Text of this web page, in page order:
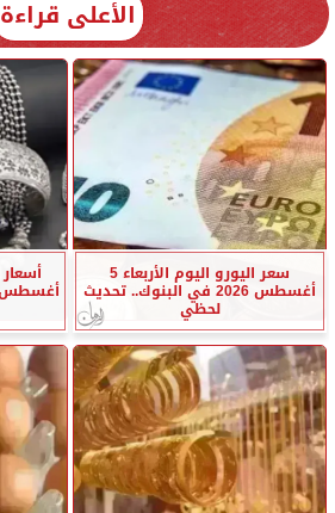
الأعلى قراءة
سعر اليورو اليوم الأربعاء 5
أغسطس 2026 في البنوك.. تحديث
لحظي